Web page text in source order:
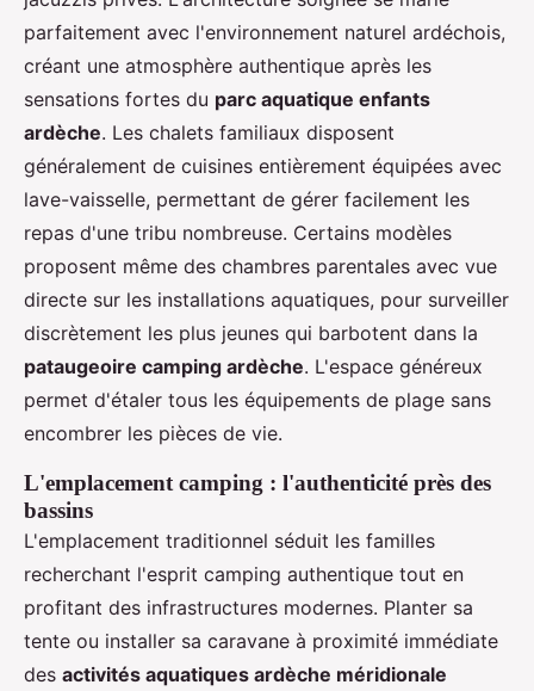
parfaitement avec l'environnement naturel ardéchois,
créant une atmosphère authentique après les
sensations fortes du parc aquatique enfants
ardèche. Les chalets familiaux disposent
généralement de cuisines entièrement équipées avec
lave-vaisselle, permettant de gérer facilement les
repas d'une tribu nombreuse. Certains modèles
proposent même des chambres parentales avec vue
directe sur les installations aquatiques, pour surveiller
discrètement les plus jeunes qui barbotent dans la
pataugeoire camping ardèche. L'espace généreux
permet d'étaler tous les équipements de plage sans
encombrer les pièces de vie.
L'emplacement camping : l'authenticité près des
bassins
L'emplacement traditionnel séduit les familles
recherchant l'esprit camping authentique tout en
profitant des infrastructures modernes. Planter sa
tente ou installer sa caravane à proximité immédiate
des activités aquatiques ardèche méridionale